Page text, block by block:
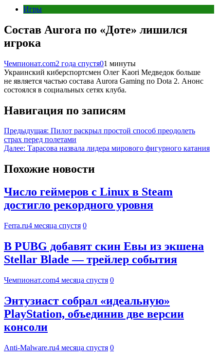
Игры
Состав Aurora по «Доте» лишился
игрока
Чемпионат.com2 года спустя01 минуты
Украинский киберспортсмен Олег Kaori Медведок больше
не является частью состава Aurora Gaming по Dota 2. Анонс
состоялся в социальных сетях клуба.
Навигация по записям
Предыдущая: Пилот раскрыл простой способ преодолеть
страх перед полетами
Далее: Тарасова назвала лидера мирового фигурного катания
Похожие новости
Число геймеров с Linux в Steam
достигло рекордного уровня
Ferra.ru4 месяца спустя 0
В PUBG добавят скин Евы из экшена
Stellar Blade — трейлер события
Чемпионат.com4 месяца спустя 0
Энтузиаст собрал «идеальную»
PlayStation, объединив две версии
консоли
Anti-Malware.ru4 месяца спустя 0